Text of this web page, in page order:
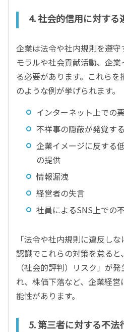
4. 社会的信用に対する
企業は法令や社内規則を遵
モラルや社会貢献活動、企
る必要があります。これら
のような例が挙げられます。
インターネット上での
不祥事の隠蔽が発覚する
企業イメージに反する
の提供
情報漏洩
経営者の失言
社員によるSNS上での
「法令や社内規則に違反し
認識でこれらの対策を怠る
（社会的評判）リスク」が
れ、株価下落など、企業経
能性があります。
5. 第三者に対する不法